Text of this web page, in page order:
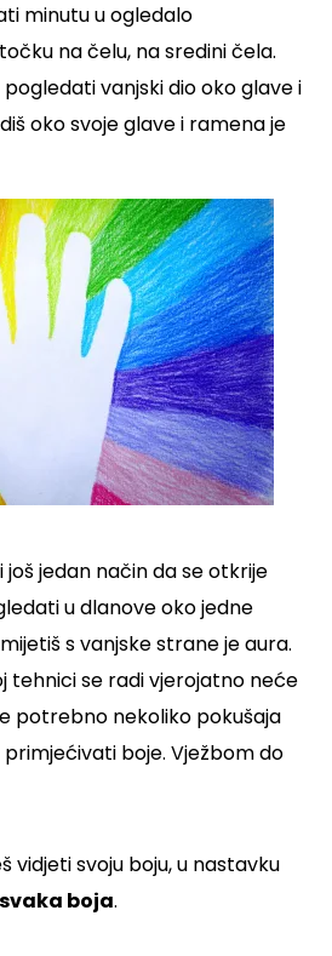
minutu u ogledalo
na čelu, na sredini čela.
vanjski dio oko glave i
oko svoje glave i ramena je
još jedan način da se otkrije
u dlanove oko jedne
s vanjske strane je aura.
tehnici se radi vjerojatno neće
potrebno nekoliko pokušaja
boje. Vježbom do
vidjeti svoju boju, u nastavku
boja.